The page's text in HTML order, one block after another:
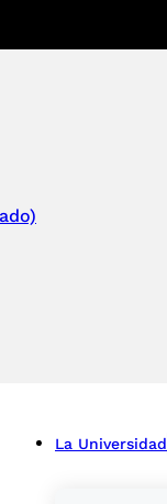
La Universidad